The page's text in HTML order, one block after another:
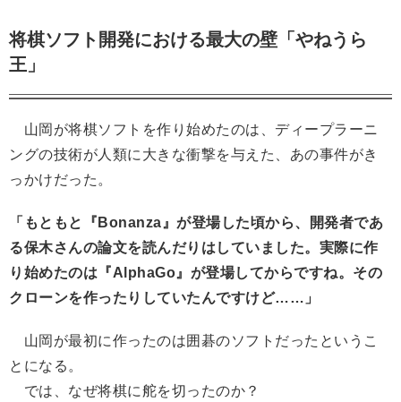
将棋ソフト開発における最大の壁「やねうら
王」
山岡が将棋ソフトを作り始めたのは、ディープラーニ
ングの技術が人類に大きな衝撃を与えた、あの事件がき
っかけだった。
「もともと『Bonanza』が登場した頃から、開発者であ
る保木さんの論文を読んだりはしていました。実際に作
り始めたのは『AlphaGo』が登場してからですね。その
クローンを作ったりしていたんですけど……」
山岡が最初に作ったのは囲碁のソフトだったというこ
とになる。
では、なぜ将棋に舵を切ったのか？